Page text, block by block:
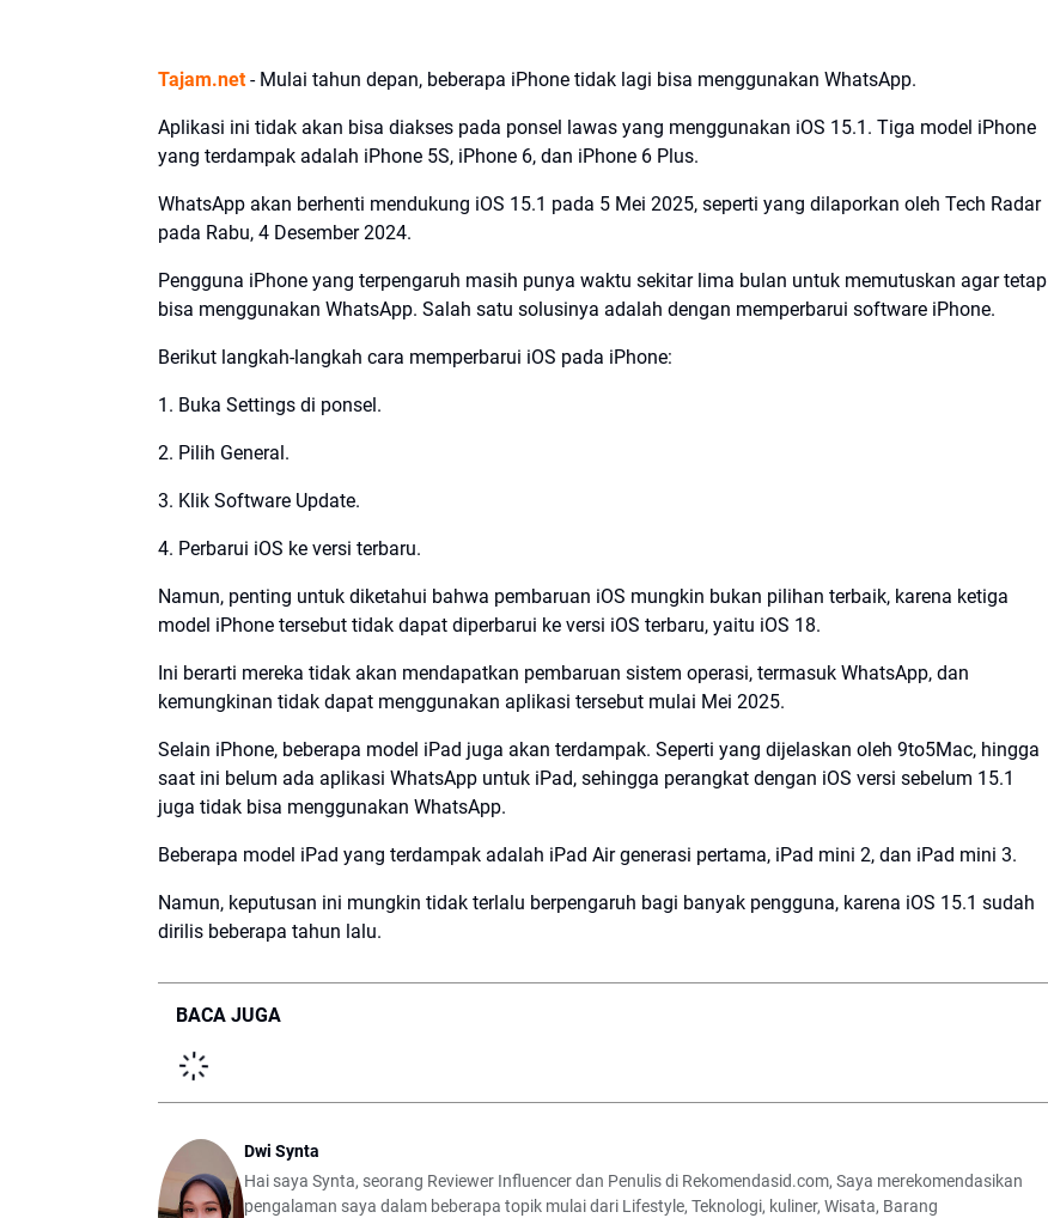
Tajam.net- Mulai tahun depan, beberapa iPhone tidak lagi bisa menggunakan WhatsApp.
Aplikasi ini tidak akan bisa diakses pada ponsel lawas yang menggunakan iOS 15.1. Tiga model iPhone
yang terdampak adalah iPhone 5S, iPhone 6, dan iPhone 6 Plus.
WhatsApp akan berhenti mendukung iOS 15.1 pada 5 Mei 2025, seperti yang dilaporkan oleh Tech Radar
pada Rabu, 4 Desember 2024.
Pengguna iPhone yang terpengaruh masih punya waktu sekitar lima bulan untuk memutuskan agar tetap
bisa menggunakan WhatsApp. Salah satu solusinya adalah dengan memperbarui software iPhone.
Berikut langkah-langkah cara memperbarui iOS pada iPhone:
1. Buka Settings di ponsel.
2. Pilih General.
3. Klik Software Update.
4. Perbarui iOS ke versi terbaru.
Namun, penting untuk diketahui bahwa pembaruan iOS mungkin bukan pilihan terbaik, karena ketiga
model iPhone tersebut tidak dapat diperbarui ke versi iOS terbaru, yaitu iOS 18.
Ini berarti mereka tidak akan mendapatkan pembaruan sistem operasi, termasuk WhatsApp, dan
kemungkinan tidak dapat menggunakan aplikasi tersebut mulai Mei 2025.
Selain iPhone, beberapa model iPad juga akan terdampak. Seperti yang dijelaskan oleh 9to5Mac, hingga
saat ini belum ada aplikasi WhatsApp untuk iPad, sehingga perangkat dengan iOS versi sebelum 15.1
juga tidak bisa menggunakan WhatsApp.
Beberapa model iPad yang terdampak adalah iPad Air generasi pertama, iPad mini 2, dan iPad mini 3.
Namun, keputusan ini mungkin tidak terlalu berpengaruh bagi banyak pengguna, karena iOS 15.1 sudah
dirilis beberapa tahun lalu.
BACA JUGA
Dwi Synta
Hai saya Synta, seorang Reviewer Influencer dan Penulis di Rekomendasid.com, Saya merekomendasikan
pengalaman saya dalam beberapa topik mulai dari Lifestyle, Teknologi, kuliner, Wisata, Barang